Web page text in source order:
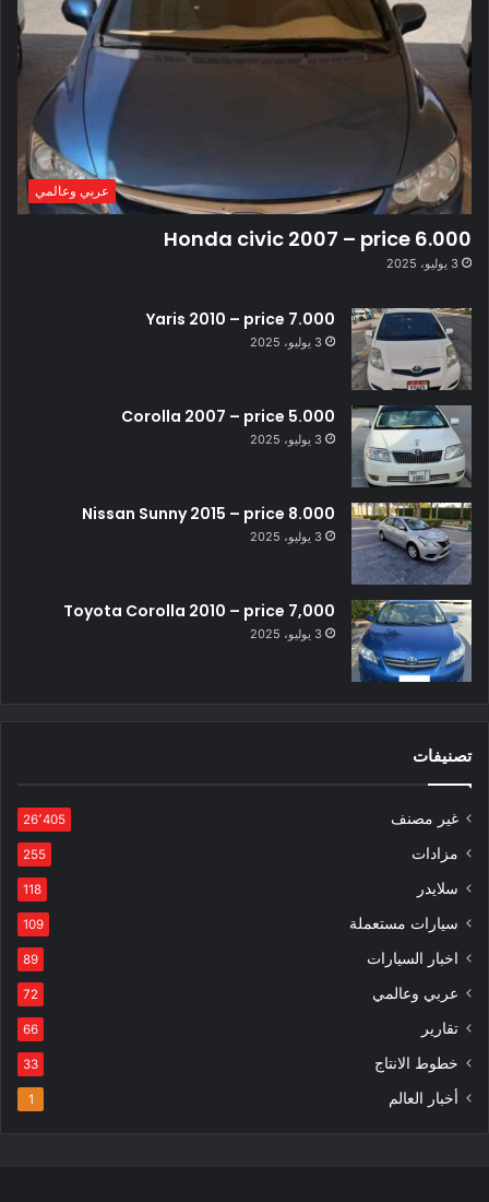
عربي وعالمي
Honda civic 2007 – price 6.000
3 يوليو، 2025
Yaris 2010 – price 7.000
3 يوليو، 2025
Corolla 2007 – price 5.000
3 يوليو، 2025
Nissan Sunny 2015 – price 8.000
3 يوليو، 2025
Toyota Corolla 2010 – price 7,000
3 يوليو، 2025
تصنيفات
غير مصنف 26٬405
مزادات 255
سلايدر 118
سيارات مستعملة 109
اخبار السيارات 89
عربي وعالمي 72
تقارير 66
خطوط الانتاج 33
أخبار العالم 1